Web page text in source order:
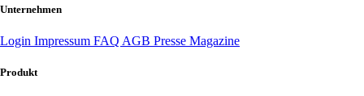
Unternehmen
Login Impressum FAQ AGB Presse Magazine
Produkt